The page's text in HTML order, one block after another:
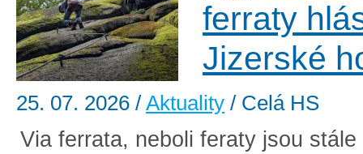
ferraty
Jizerské
25. 07. 2026 / Aktuality / Celá HS
Via ferrata, neboli feraty jsou